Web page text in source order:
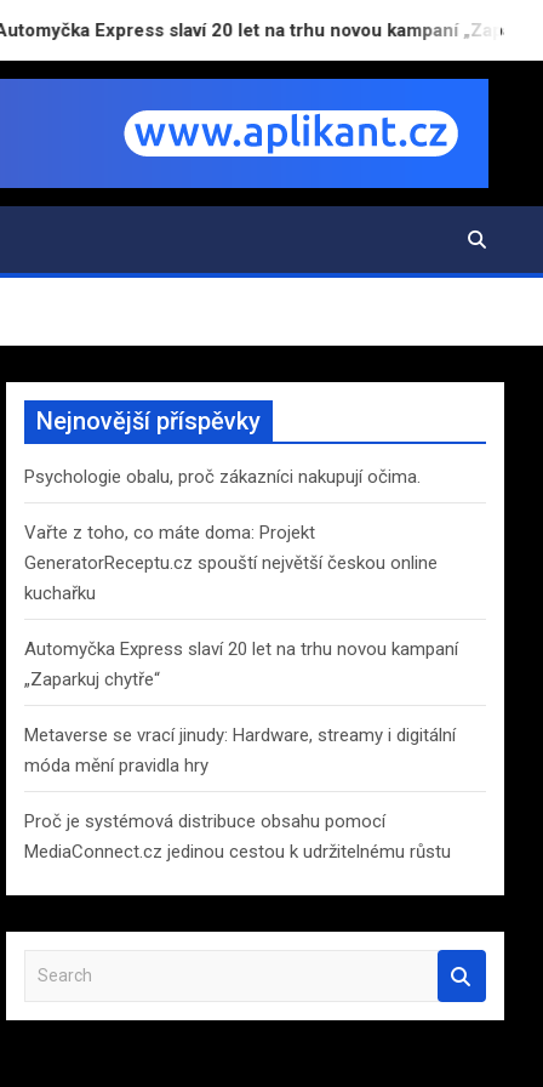
slaví 20 let na trhu novou kampaní „Zaparkuj chytře“
Nejnovější příspěvky
Psychologie obalu, proč zákazníci nakupují očima.
Vařte z toho, co máte doma: Projekt
GeneratorReceptu.cz spouští největší českou online
kuchařku
Automyčka Express slaví 20 let na trhu novou kampaní
„Zaparkuj chytře“
Metaverse se vrací jinudy: Hardware, streamy i digitální
móda mění pravidla hry
Proč je systémová distribuce obsahu pomocí
MediaConnect.cz jedinou cestou k udržitelnému růstu
a